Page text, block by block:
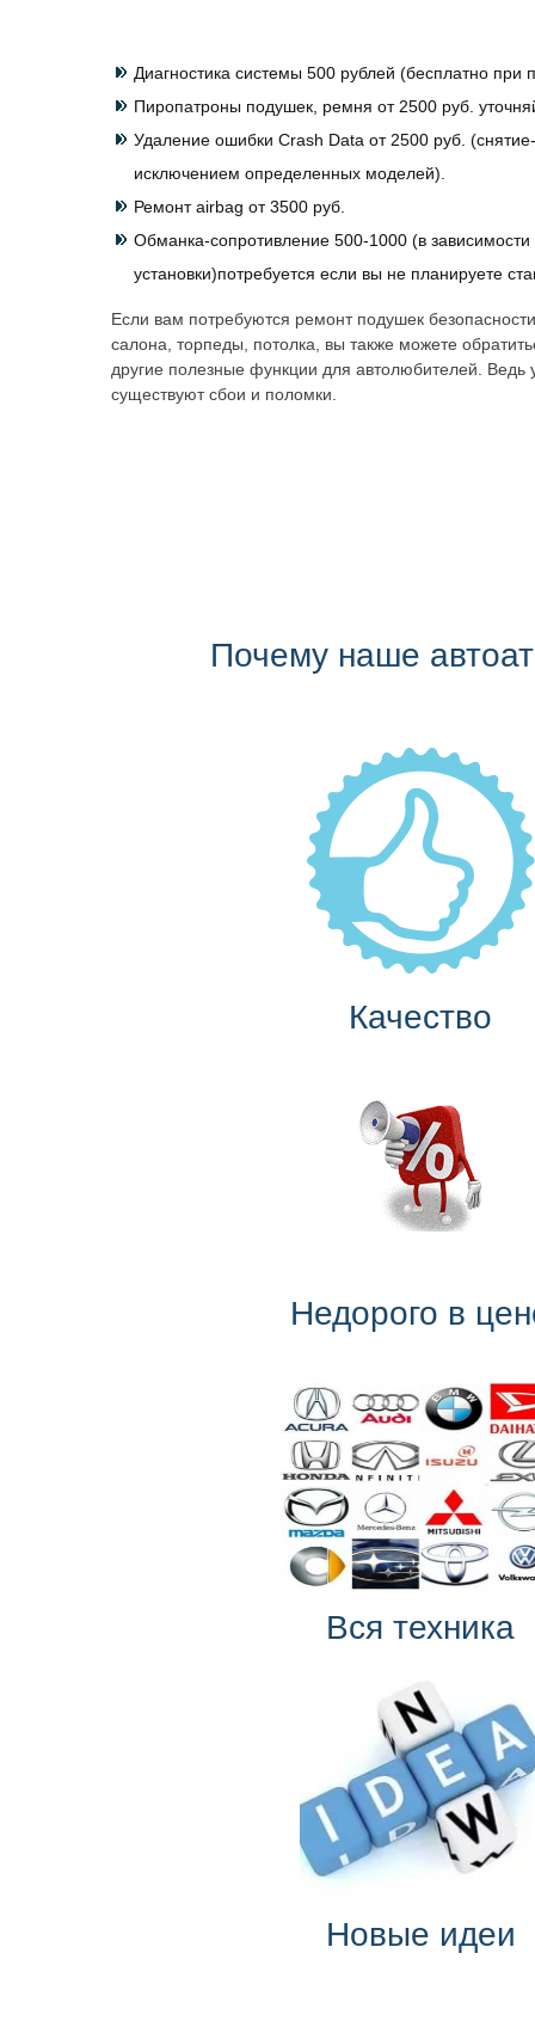
Диагностика системы 500 рублей (бесплатно при
Пиропатроны подушек, ремня от 2500 руб.
Удаление ошибки Crash Data от 2500 руб. (снятие-
исключением определенных моделей).
Ремонт airbag от 3500 руб.
Обманка-сопротивление 500-1000 (в зависимости
установки)потребуется если вы не планируете
Если вам потребуются ремонт подушек
салона, торпеды, потолка, вы также можете
другие полезные функции для автолюбителей. Ведь
существуют сбои и поломки.
Почему наше
Качество
Недорого в
Вся техника
Новые идеи